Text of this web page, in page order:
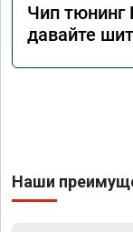
Чип тюнинг
давайте
Наши